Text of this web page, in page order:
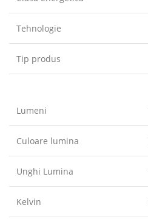
Tehnologie
Tip produs
Lumeni
Culoare lumina
Unghi Lumina
Kelvin